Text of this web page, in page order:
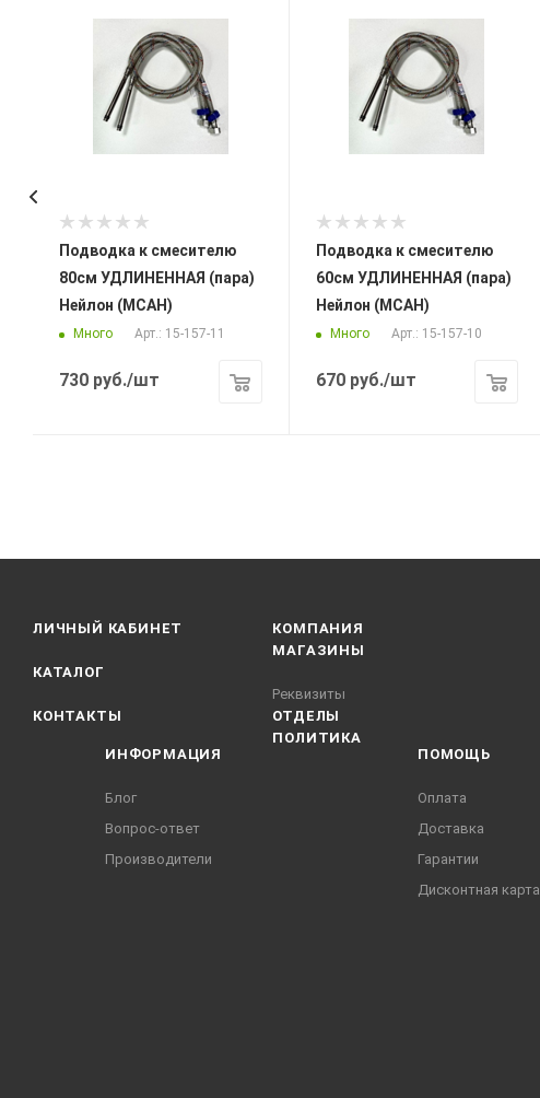
Подводка к смесителю
80см УДЛИНЕННАЯ (пара)
Нейлон (МСАН)
Много Арт.: 15-157-11
730 руб./шт
Подводка к смесителю
60см УДЛИНЕННАЯ (пара)
Нейлон (МСАН)
Много Арт.: 15-157-10
670руб./шт
ЛИЧНЫЙ КАБИНЕТ
КАТАЛОГ
КОНТАКТЫ
КОМПАНИЯ
МАГАЗИНЫ
Реквизиты
ОТДЕЛЫ
ПОЛИТИКА
ИНФОРМАЦИЯ
Блог
Вопрос-ответ
Производители
ПОМОЩЬ
Оплата
Доставка
Гарантии
Дисконтная карта